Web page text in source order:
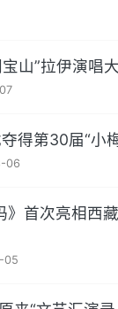
山”拉伊演唱
得第30届“小
06
》首次亮相西藏
05